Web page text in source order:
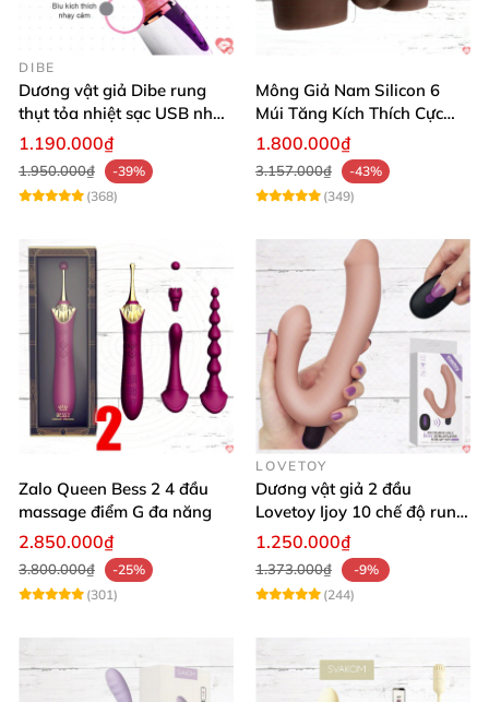
DIBE
Dương vật giả Dibe rung
thụt tỏa nhiệt sạc USB nhập
khẩu giá tốt
1.190.000₫
1.950.000₫
-39%
(368)
Mông Giả Nam Silicon 6
Múi Tăng Kích Thích Cực
Mạnh
1.800.000₫
3.157.000₫
-43%
(349)
Zalo Queen Bess 2 4 đầu
massage điểm G đa năng
2.850.000₫
3.800.000₫
-25%
(301)
LOVETOY
Dương vật giả 2 đầu
Lovetoy Ijoy 10 chế độ rung
sạc tiện lợi mua ngay
1.250.000₫
1.373.000₫
-9%
(244)